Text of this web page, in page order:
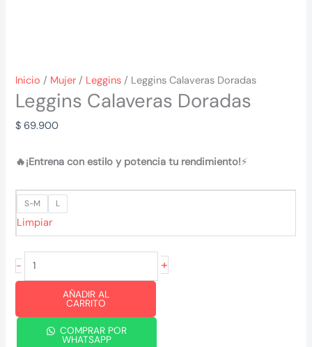
Inicio / Mujer / Leggins / Leggins Calaveras Doradas
Leggins Calaveras Doradas
$ 69.900
🔥¡Entrena con estilo y potencia tu rendimiento!⚡
S-M L
Limpiar
-
Leggins
Calaveras
Doradas
cantidad
+
AÑADIR AL
CARRITO
COMPRAR POR
WHATSAPP